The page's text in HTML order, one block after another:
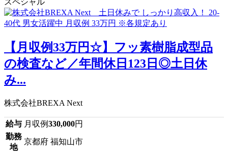
スペシャル
【月収例33万円☆】フッ素樹脂成型品
の検査など／年間休日123日◎土日休
み...
株式会社BREXA Next
給与 月収例330,000円
勤務
地
京都府 福知山市